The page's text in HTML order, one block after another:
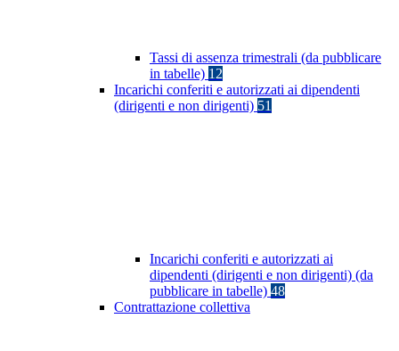
Tassi di assenza trimestrali (da pubblicare
in tabelle) 12
Incarichi conferiti e autorizzati ai dipendenti
(dirigenti e non dirigenti) 51
Incarichi conferiti e autorizzati ai
dipendenti (dirigenti e non dirigenti) (da
pubblicare in tabelle) 48
Contrattazione collettiva